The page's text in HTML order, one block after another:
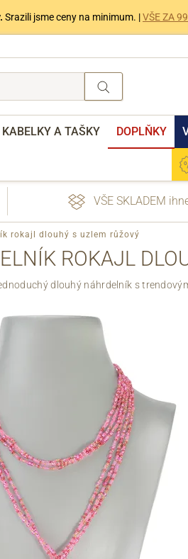
Srazili jsme ceny na minimum. |VŠE ZA
KABELKY A TAŠKY DOPLŇKY
VŠE SKLADEM
rokajl dlouhý s uzlem růžový
ROKAJL
dlouhý náhrdelník s